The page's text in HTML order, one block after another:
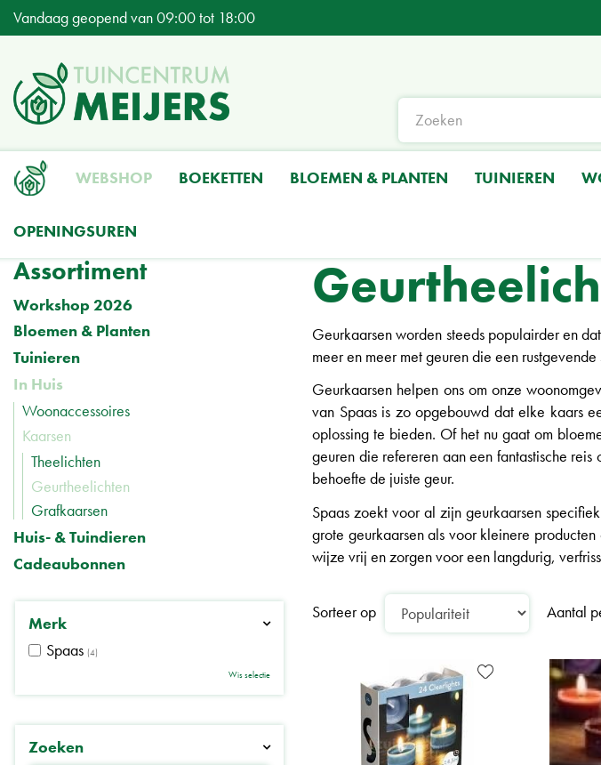
Ga
naar
Home Producten In Huis
Vandaag geopend van09:00tot 18:00
WEBSHOP BOEKETTEN BLOEMEN & PLANTEN TUINIEREN
OPENINGSUREN
Geurkaarsen worden steeds populairder en
meer en meer met geuren die een
Geurkaarsen helpen ons om onze
van Spaas is zo opgebouwd dat elke kaars
oplossing te bieden. Of het nu gaat om
geuren die refereren aan een fantastische
behoefte de juiste geur.
Spaas zoekt voor al zijn geurkaarsen
grote geurkaarsen als voor kleinere
wijze vrij en zorgen voor een langdurig,
Aantal
Sorteer op
Assortiment
Workshop 2026
Bloemen & Planten
Tuinieren
In Huis
Woonaccessoires
Kaarsen
Theelichten
Geurtheelichten
Grafkaarsen
Huis- & Tuindieren
Cadeaubonnen
Merk
Spaas (4)
Wis selectie
Zoeken